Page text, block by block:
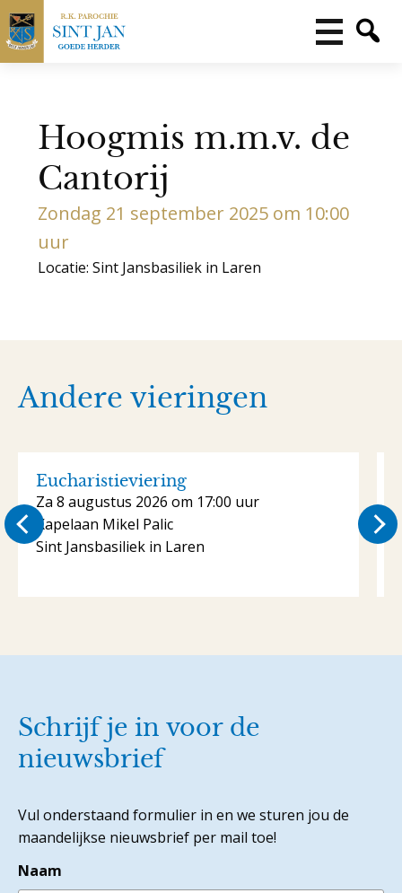
Hoogmis m.m.v. de
Cantorij
Zondag 21 september 2025 om 10:00
uur
Locatie: Sint Jansbasiliek in Laren
Andere vieringen
Eucharistieviering
Za 8 augustus 2026 om 17:00 uur
Kapelaan Mikel Palic
Sint Jansbasiliek in Laren
Schrijf je in voor de
nieuwsbrief
Vul onderstaand formulier in en we sturen jou de
maandelijkse nieuwsbrief per mail toe!
Naam